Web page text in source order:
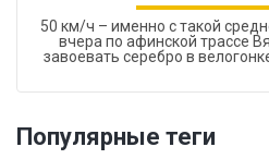
50 км/ч – именно с такой
вчера по афинской трассе
завоевать серебро в
Популярные теги